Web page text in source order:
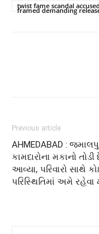
twist fame scandal
framed demanding
Previous article
AHMEDABAD :
કામદારોના મકાનો તોડી
આવ્યા, પરિવારો સાથે
પરિસ્થિતિમાં અમે